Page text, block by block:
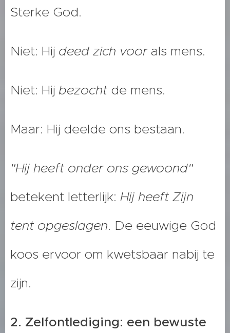
Sterke God.
Niet: Hij deed zich voorals mens.
Niet: Hij bezocht de mens.
Maar: Hij deelde ons bestaan.
"Hij heeft onder ons gewoond"
betekent letterlijk: Hij heeft Zijn
tent opgeslagen. De eeuwige God
koos ervoor om kwetsbaar nabij te
zijn.
2. Zelfontlediging: een bewuste